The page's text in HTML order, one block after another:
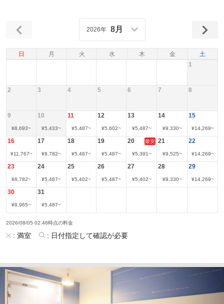
日 月 火 水 木 金 土
2026年 8月
1
2 3 4 5 6 7 8
9
¥8,693~
10
¥5,433~
11
¥5,487~
12
¥5,602~
13
¥5,487~
14
¥9,330~
15
¥14,269~
16
¥11,767~
17
¥8,782~
18
¥5,487~
19
¥5,487~
20 最安
¥5,391~
21
¥9,525~
22
¥14,269~
23
¥8,782~
24
¥5,487~
25
¥5,402~
26
¥5,487~
27
¥5,402~
28
¥9,330~
29
¥14,269~
30
¥8,965~
31
¥5,487~
2026/08/05 02:46時点の料金
: 満室 : 日付指定して確認が必要